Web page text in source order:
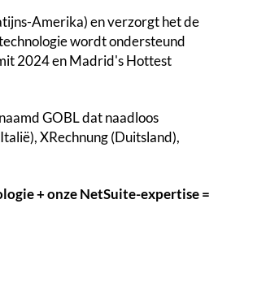
Amerika) en verzorgt het de
wordt ondersteund
2024 en Madrid's Hottest
GOBL dat naadloos
XRechnung (Duitsland),
+ onze NetSuite-expertise =